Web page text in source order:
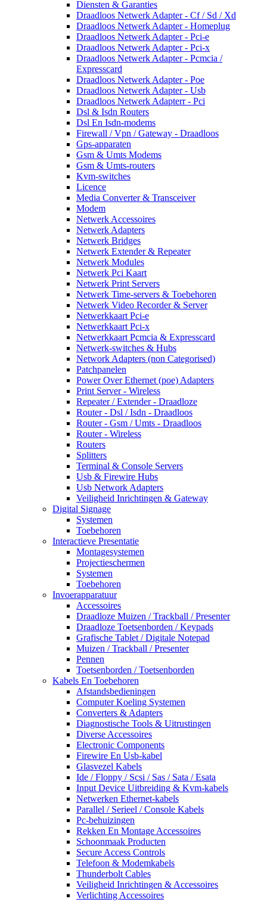
Diensten & Garanties
Draadloos Netwerk Adapter - Cf / Sd / Xd
Draadloos Netwerk Adapter - Homeplug
Draadloos Netwerk Adapter - Pci-e
Draadloos Netwerk Adapter - Pci-x
Draadloos Netwerk Adapter - Pcmcia /
Expresscard
Draadloos Netwerk Adapter - Poe
Draadloos Netwerk Adapter - Usb
Draadloos Netwerk Adapterr - Pci
Dsl & Isdn Routers
Dsl En Isdn-modems
Firewall / Vpn / Gateway - Draadloos
Gps-apparaten
Gsm & Umts Modems
Gsm & Umts-routers
Kvm-switches
Licence
Media Converter & Transceiver
Modem
Netwerk Accessoires
Netwerk Adapters
Netwerk Bridges
Netwerk Extender & Repeater
Netwerk Modules
Netwerk Pci Kaart
Netwerk Print Servers
Netwerk Time-servers & Toebehoren
Netwerk Video Recorder & Server
Netwerkkaart Pci-e
Netwerkkaart Pci-x
Netwerkkaart Pcmcia & Expresscard
Netwerk-switches & Hubs
Network Adapters (non Categorised)
Patchpanelen
Power Over Ethernet (poe) Adapters
Print Server - Wireless
Repeater / Extender - Draadloze
Router - Dsl / Isdn - Draadloos
Router - Gsm / Umts - Draadloos
Router - Wireless
Routers
Splitters
Terminal & Console Servers
Usb & Firewire Hubs
Usb Network Adapters
Veiligheid Inrichtingen & Gateway
Digital Signage
Systemen
Toebehoren
Interactieve Presentatie
Montagesystemen
Projectieschermen
Systemen
Toebehoren
Invoerapparatuur
Accessoires
Draadloze Muizen / Trackball / Presenter
Draadloze Toetsenborden / Keypads
Grafische Tablet / Digitale Notepad
Muizen / Trackball / Presenter
Pennen
Toetsenborden / Toetsenborden
Kabels En Toebehoren
Afstandsbedieningen
Computer Koeling Systemen
Converters & Adapters
Diagnostische Tools & Uitrustingen
Diverse Accessoires
Electronic Components
Firewire En Usb-kabel
Glasvezel Kabels
Ide / Floppy / Scsi / Sas / Sata / Esata
Input Device Uitbreiding & Kvm-kabels
Netwerken Ethernet-kabels
Parallel / Serieel / Console Kabels
Pc-behuizingen
Rekken En Montage Accessoires
Schoonmaak Producten
Secure Access Controls
Telefoon & Modemkabels
Thunderbolt Cables
Veiligheid Inrichtingen & Accessoires
Verlichting Accessoires